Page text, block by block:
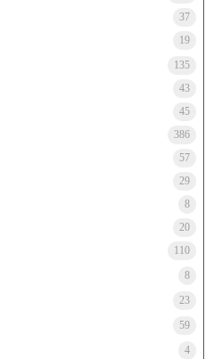
37
19
135
43
45
386
57
29
8
20
110
8
23
59
4